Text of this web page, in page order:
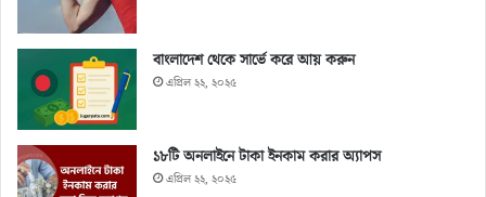
বাংলাদেশ থেকে সার্ভে করে আয় করুন
এপ্রিল ২২, ২০২৫
১৮টি অনলাইনে টাকা ইনকাম করার অ্যাপস
এপ্রিল ২২, ২০২৫